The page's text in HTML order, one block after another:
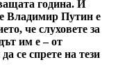
година. И
Владимир Путин е
че слуховете за
им е – от
се спрете на тези